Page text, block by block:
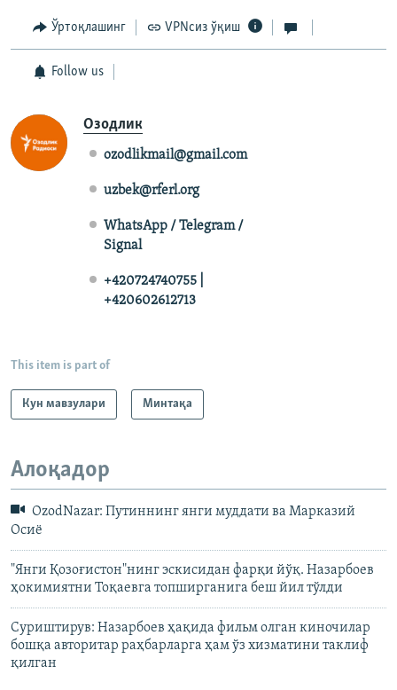
Ўртоқлашинг VPNсиз ўқиш
Follow us
Озодлик
ozodlikmail@gmail.com
uzbek@rferl.org
WhatsApp / Telegram /
Signal
+420724740755 |
+420602612713
This item is part of
Кун мавзулари Минтақа
Алоқадор
OzodNazar: Путиннинг янги муддати ва Марказий
Осиё
"Янги Қозоғистон"нинг эскисидан фарқи йўқ. Назарбоев
ҳокимиятни Тоқаевга топширганига беш йил тўлди
Суриштирув: Назарбоев ҳақида фильм олган киночилар
бошқа авторитар раҳбарларга ҳам ўз хизматини таклиф
қилган